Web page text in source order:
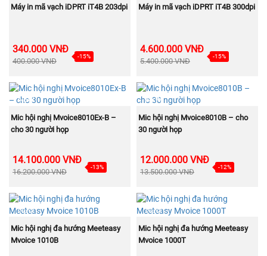
MUA NGAY
Máy in mã vạch iDPRT iT4B 203dpi
340.000 VNĐ
400.000 VNĐ
-15%
MUA NGAY
Máy in mã vạch iDPRT iT4B 300dpi
4.600.000 VNĐ
5.400.000 VNĐ
-15%
NEW
MUA NGAY
Mic hội nghị Mvoice8010Ex-B –
cho 30 người họp
14.100.000 VNĐ
16.200.000 VNĐ
-13%
NEW
MUA NGAY
Mic hội nghị Mvoice8010B – cho
30 người họp
12.000.000 VNĐ
13.500.000 VNĐ
-12%
NEW
MUA NGAY
Mic hội nghị đa hướng Meeteasy
Mvoice 1010B
NEW
MUA NGAY
Mic hội nghị đa hướng Meeteasy
Mvoice 1000T